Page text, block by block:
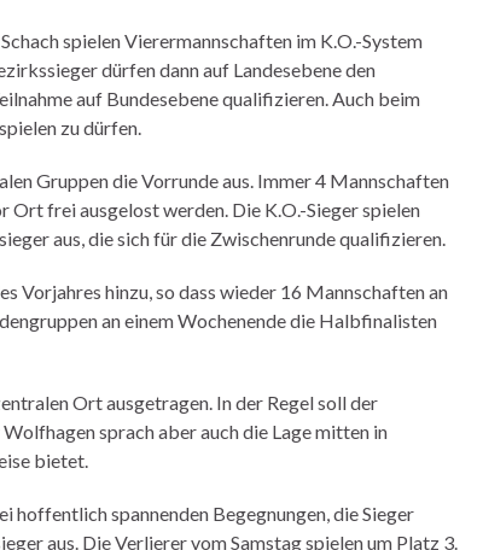
spielen Vierermannschaften im K.O.-System
dürfen dann auf Landesebene den
auf Bundesebene qualifizieren. Auch beim
zu dürfen.
Gruppen die Vorrunde aus. Immer 4 Mannschaften
Ort frei ausgelost werden. Die K.O.-Sieger spielen
aus, die sich für die Zwischenrunde qualifizieren.
Vorjahres hinzu, so dass wieder 16 Mannschaften an
an einem Wochenende die Halbfinalisten
Ort ausgetragen. In der Regel soll der
sprach aber auch die Lage mitten in
bietet.
hoffentlich spannenden Begegnungen, die Sieger
aus. Die Verlierer vom Samstag spielen um Platz 3.